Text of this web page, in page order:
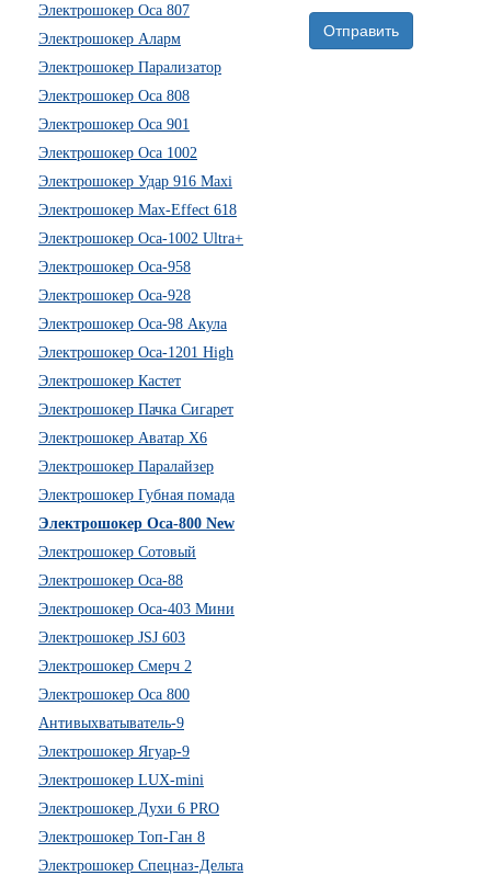
Электрошокер Оса 807
Электрошокер Аларм
Электрошокер Парализатор
Электрошокер Оса 808
Электрошокер Оса 901
Электрошокер Оса 1002
Электрошокер Удар 916 Maxi
Электрошокер Max-Effect 618
Электрошокер Оса-1002 Ultra+
Электрошокер Оса-958
Электрошокер Оса-928
Электрошокер Оса-98 Акула
Электрошокер Оса-1201 High
Электрошокер Кастет
Электрошокер Пачка Сигарет
Электрошокер Аватар Х6
Электрошокер Паралайзер
Электрошокер Губная помада
Электрошокер Оса-800 New
Электрошокер Сотовый
Электрошокер Оса-88
Электрошокер Оса-403 Мини
Электрошокер JSJ 603
Электрошокер Смерч 2
Электрошокер Оса 800
Антивыхватыватель-9
Электрошокер Ягуар-9
Электрошокер LUX-mini
Электрошокер Духи 6 PRO
Электрошокер Топ-Ган 8
Электрошокер Спецназ-Дельта
Отправить